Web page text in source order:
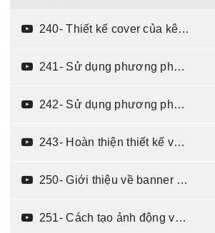
240- Thiết kế cover của kênh youtube (06:02)
241- Sử dụng phương pháp không xử lý ảnh (06:53)
242- Sử dụng phương pháp tách nền và vẽ hoạ tiết (09:50)
243- Hoàn thiện thiết kế và upload lên kênh youtube (02:36)
250- Giới thiệu về banner động và các ưu điểm của banner động khi chạy quảng cáo (03:11)
251- Cách tạo ảnh động và xuất file ảnh động trên photoshop (05:32)